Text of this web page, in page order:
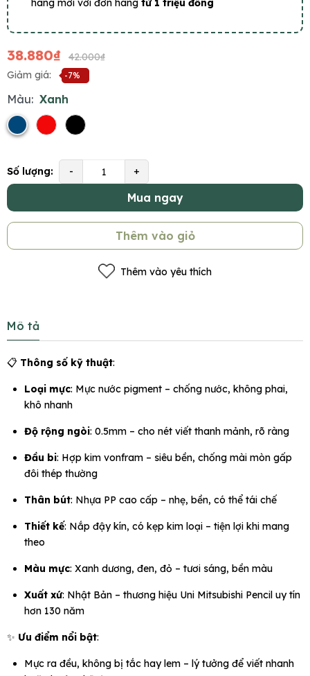
hàng mới với đơn hàng từ 1 triệu đồng
38.880₫
42.000₫
Giảm giá:
-7%
Màu: Xanh
Số lượng: - +
Mua ngay
Thêm vào giỏ
Thêm vào yêu thích
Mô tả
📋 Thông số kỹ thuật:
Loại mực: Mực nước pigment – chống nước, không phai,
khô nhanh
Độ rộng ngòi: 0.5mm – cho nét viết thanh mảnh, rõ ràng
Đầu bi: Hợp kim vonfram – siêu bền, chống mài mòn gấp
đôi thép thường
Thân bút: Nhựa PP cao cấp – nhẹ, bền, có thể tái chế
Thiết kế: Nắp đậy kín, có kẹp kim loại – tiện lợi khi mang
theo
Màu mực: Xanh dương, đen, đỏ – tươi sáng, bền màu
Xuất xứ: Nhật Bản – thương hiệu Uni Mitsubishi Pencil uy tín
hơn 130 năm
✨ Ưu điểm nổi bật:
Mực ra đều, không bị tắc hay lem – lý tưởng để viết nhanh